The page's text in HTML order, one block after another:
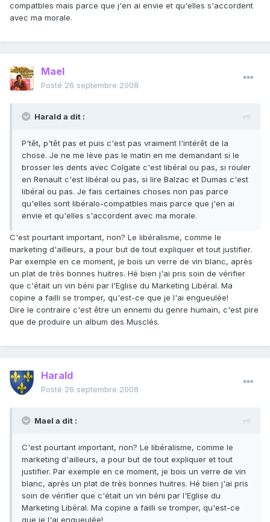
compatbles mais parce que j'en ai envie et qu'elles s'accordent
avec ma morale.
Mael
Posté 26 septembre 2008
Harald a dit :
P'têt, p'têt pas et puis c'est pas vraiment l'intérêt de la
chose. Je ne me lève pas le matin en me demandant si le
brosser les dents avec Colgate c'est libéral ou pas, si rouler
en Renault c'est libéral ou pas, si lire Balzac et Dumas c'est
libéral ou pas. Je fais certaines choses non pas parce
qu'elles sont libéralo-compatbles mais parce que j'en ai
envie et qu'elles s'accordent avec ma morale.
C'est pourtant important, non? Le libéralisme, comme le
marketing d'ailleurs, a pour but de tout expliquer et tout justifier.
Par exemple en ce moment, je bois un verre de vin blanc, après
un plat de très bonnes huitres. Hé bien j'ai pris soin de vérifier
que c'était un vin béni par l'Eglise du Marketing Libéral. Ma
copine a failli se tromper, qu'est-ce que je l'ai engueulée!
Dire le contraire c'est être un ennemi du genre humain, c'est pire
que de produire un album des Musclés.
Harald
Posté 26 septembre 2008
Mael a dit :
C'est pourtant important, non? Le libéralisme, comme le
marketing d'ailleurs, a pour but de tout expliquer et tout
justifier. Par exemple en ce moment, je bois un verre de vin
blanc, après un plat de très bonnes huitres. Hé bien j'ai pris
soin de vérifier que c'était un vin béni par l'Eglise du
Marketing Libéral. Ma copine a failli se tromper, qu'est-ce
que je l'ai engueulée!